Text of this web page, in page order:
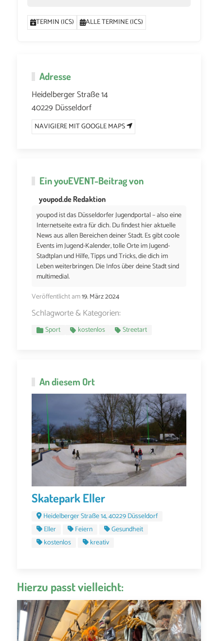
TERMIN (ICS) ALLE TERMINE (ICS)
Adresse
Heidelberger Straße 14
40229 Düsseldorf
NAVIGIERE MIT GOOGLE MAPS
EinyouEVENT-Beitrag von
youpod.de Redaktion
youpod ist das Düsseldorfer Jugendportal – also eine
Internetseite extra für dich. Du findest hier aktuelle
News aus allen Bereichen deiner Stadt. Es gibt coole
Events im Jugend-Kalender, tolle Orte im Jugend-
Stadtplan und Hilfe, Tipps und Tricks, die dich im
Leben weiterbringen. Die Infos über deine Stadt sind
multimedial.
Veröffentlicht am19. März 2024
Schlagworte & Kategorien:
Sport kostenlos Streetart
An diesem Ort
Skatepark Eller
Heidelberger Straße 14, 40229 Düsseldorf
Eller
Feiern
Gesundheit
kostenlos
kreativ
Hierzu passt vielleicht: